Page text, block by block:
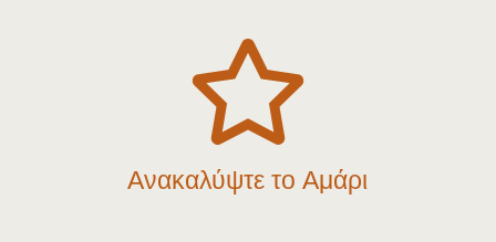

Ανακαλύψτε το Αμάρι